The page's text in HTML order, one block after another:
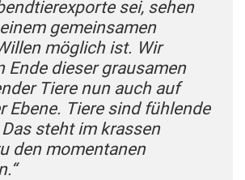
sei, sehen
gemeinsamen
möglich ist. Wir
Ende dieser grausamen
Tiere nun auch auf
Ebene. Tiere sind fühlende
steht im krassen
den momentanen